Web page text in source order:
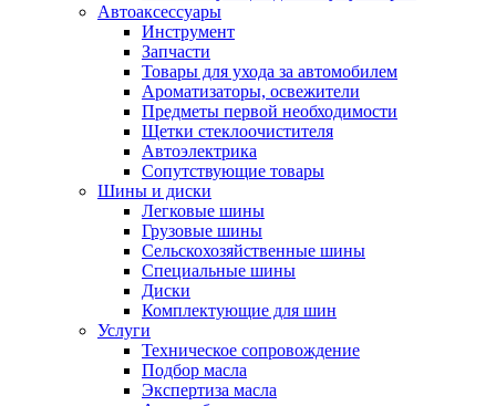
Автоаксессуары
Инструмент
Запчасти
Товары для ухода за автомобилем
Ароматизаторы, освежители
Предметы первой необходимости
Щетки стеклоочистителя
Автоэлектрика
Сопутствующие товары
Шины и диски
Легковые шины
Грузовые шины
Сельскохозяйственные шины
Специальные шины
Диски
Комплектующие для шин
Услуги
Техническое сопровождение
Подбор масла
Экспертиза масла